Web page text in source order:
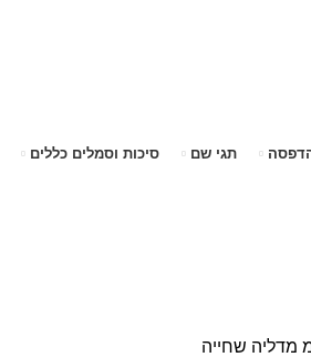
תגי שם סיכות וסמלים כללים
מדליה שחייה